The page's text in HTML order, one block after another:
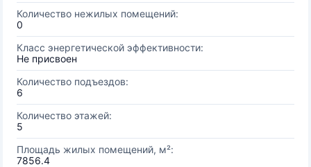
Количество нежилых помещений:
0
Класс энергетической эффективности:
Не присвоен
Количество подъездов:
6
Количество этажей:
5
Площадь жилых помещений, м²:
7856.4